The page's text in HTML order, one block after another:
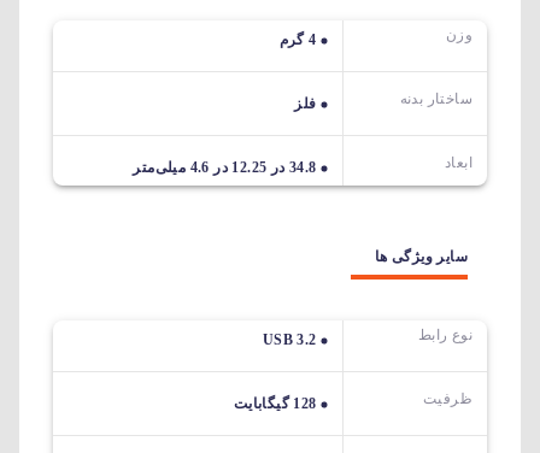
وزن 4 گرم
ساختار بدنه فلز
ابعاد 34.8 در 12.25 در 4.6 میلی‌متر
سایر ویژگی ها
نوع رابط USB 3.2
ظرفیت 128 گیگابایت